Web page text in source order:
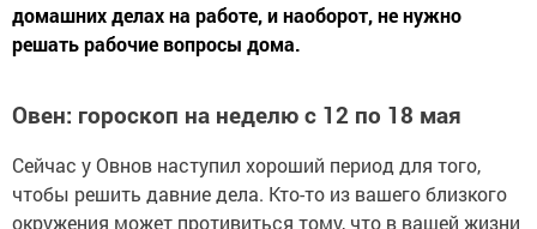
домашних делах на работе, и наоборот, не нужно
решать рабочие вопросы дома.
Овен: гороскоп на неделю с 12 по 18 мая
Сейчас у Овнов наступил хороший период для того,
чтобы решить давние дела. Кто-то из вашего близкого
окружения может противиться тому, что в вашей жизни